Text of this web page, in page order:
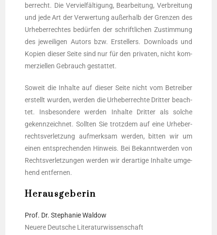
ber­recht. Die Ver­viel­fäl­ti­gung, Bear­bei­tung, Ver­brei­tung
und jede Art der Ver­wer­tung außer­halb der Gren­zen des
Urhe­ber­rech­tes bedür­fen der schrift­li­chen Zustim­mung
des jewei­li­gen Autors bzw. Erstel­lers. Down­loads und
Kopien die­ser Sei­te sind nur für den pri­va­ten, nicht kom­
mer­zi­el­len Gebrauch gestattet.
Soweit die Inhal­te auf die­ser Sei­te nicht vom Betrei­ber
erstellt wur­den, wer­den die Urhe­ber­rech­te Drit­ter beach­
tet. Ins­be­son­de­re wer­den Inhal­te Drit­ter als sol­che
gekenn­zeich­net. Soll­ten Sie trotz­dem auf eine Urhe­ber­
rechts­ver­let­zung auf­merk­sam wer­den, bit­ten wir um
einen ent­spre­chen­den Hin­weis. Bei Bekannt­wer­den von
Rechts­ver­let­zun­gen wer­den wir der­ar­ti­ge Inhal­te umge­
hend entfernen.
Herausgeberin
Prof. Dr. Ste­pha­nie Wal­dow
Neue­re Deut­sche Lite­ra­tur­wis­sen­schaft